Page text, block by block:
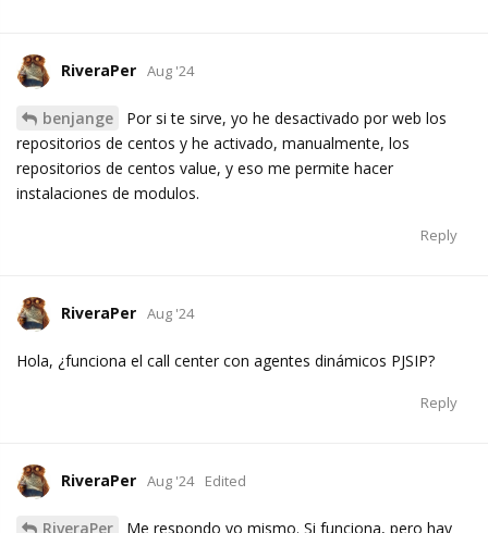
RiveraPer Aug '24
benjange
Por si te sirve, yo he desactivado por web los
repositorios de centos y he activado, manualmente, los
repositorios de centos value, y eso me permite hacer
instalaciones de modulos.
Reply
RiveraPer Aug '24
Hola, ¿funciona el call center con agentes dinámicos PJSIP?
Reply
RiveraPer Aug '24 Edited
RiveraPer
Me respondo yo mismo. Si funciona, pero hay